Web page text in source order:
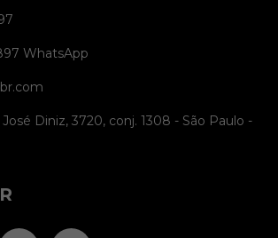
WhatsApp
Diniz, 3720, conj. 1308 - São Paulo -